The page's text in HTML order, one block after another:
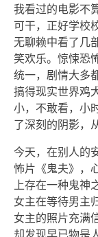
我看过的电影不
可干，正好学校
无聊赖中看了几
笑欢乐。惊悚恐
统一，剧情大多
搞得现实世界鸡
小，不敢看，小
了深刻的阴影，
今天，在别人的
怖片《鬼夫》，
上存在一种鬼神
女主在等待男主
女主的照片充满